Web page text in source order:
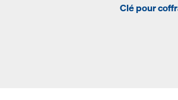
Clé pour